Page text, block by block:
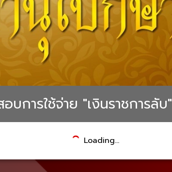
การใช้จ่าย "เงินราชการลับ"
Loading...